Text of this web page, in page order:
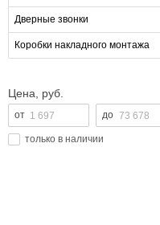
Дверные звонки
Коробки накладного монтажа
Цена, руб.
только в наличии